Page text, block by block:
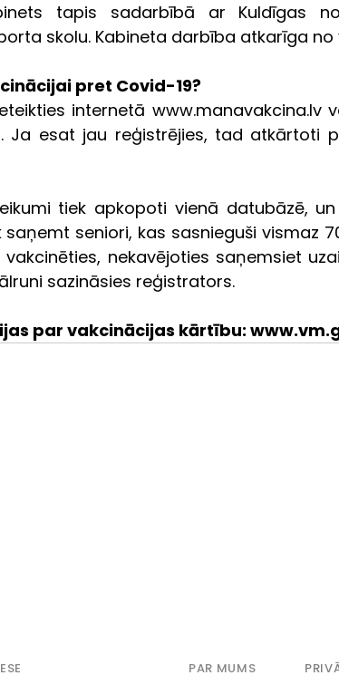
tapis sadarbībā ar Kuldīgas
skolu. Kabineta darbība atkarīga
pret Covid-19?
internetā www.manavakcina.lv
Ja esat jau reģistrējies, tad atkārtoti
tiek apkopoti vienā datubāzē,
seniori, kas sasnieguši vismaz
nekavējoties saņemsiet
sazināsies reģistrators.
par vakcinācijas kārtību:
PAR MUMS